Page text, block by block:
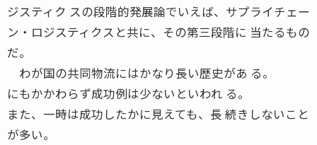
ジスティク スの段階的発展論でいえば、サプライチェー
ン・ロジスティクスと共に、その第三段階に 当たるもの
だ。
わが国の共同物流にはかなり長い歴史があ る。
にもかかわらず成功例は少ないといわれ る。
また、一時は成功したかに見えても、長 続きしないこと
が多い。